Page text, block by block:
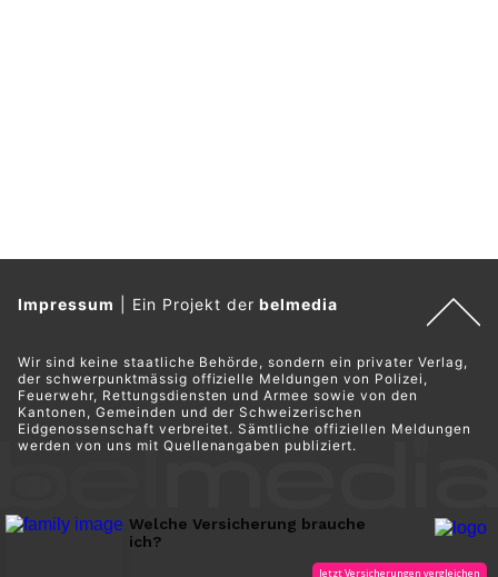
Impressum Ein Projekt derbelmedia
Wir sind keine staatliche Behörde, sondern ein privater Verlag,
der schwerpunktmässig offizielle Meldungen von Polizei,
Feuerwehr, Rettungsdiensten und Armee sowie von den
Kantonen, Gemeinden und der Schweizerischen
Eidgenossenschaft verbreitet. Sämtliche offiziellen Meldungen
werden von uns mit Quellenangaben publiziert.